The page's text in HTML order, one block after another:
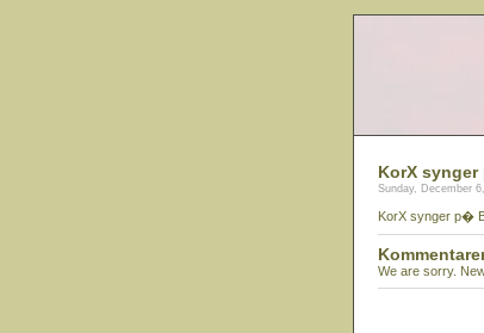
KorX
Sunday, December
KorX synger p�
We are sorry.